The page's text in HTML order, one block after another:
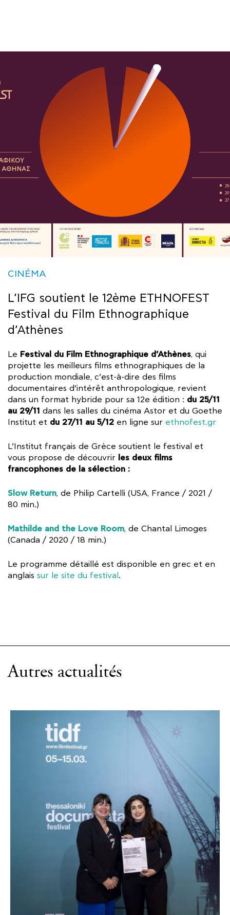
LA MÉDIATHÈQUE
CINÉMA
L’IFG soutient le 12ème ETHNOFEST
Festival du Film Ethnographique
d’Athènes
Le Festival du Film Ethnographique d’Athènes, qui
projette les meilleurs films ethnographiques de la
production mondiale, c’est-à-dire des films
documentaires d’intérêt anthropologique, revient
dans un format hybride pour sa 12e édition : du 25/11
au 29/11 dans les salles du cinéma Astor et du Goethe
Institut et du 27/11 au 5/12 en ligne sur ethnofest.gr
L’Institut français de Grèce soutient le festival et
vous propose de découvrir les deux films
francophones de la sélection :
Slow Return, de Philip Cartelli (USA, France / 2021 /
80 min.)
Mathilde and the Love Room, de Chantal Limoges
(Canada / 2020 / 18 min.)
Le programme détaillé est disponible en grec et en
anglais sur le site du festival .
Autres actualités